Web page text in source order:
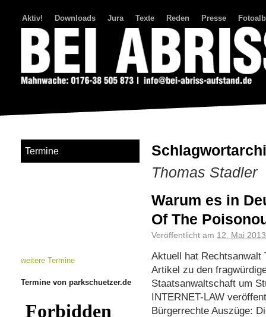
Aktiv! Downloads Jura Texte Reden Presse
Thomas Stadler
Warum es in
Of The
Veröffentlicht am 12. Mai 2013
Aktuell hat Rechtsanwalt
Artikel zu den
Staatsanwaltschaft um
INTERNET-LAW
Bürgerrechte Auszüge:
Termine
weitere Termine
Termine von parkschuetzer.de